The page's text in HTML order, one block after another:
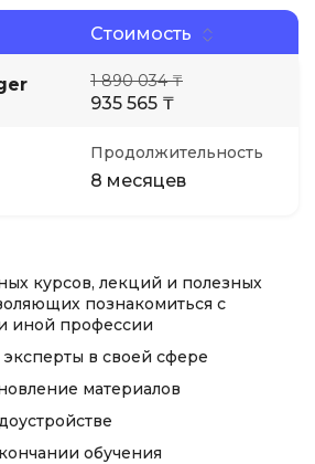
Стоимость
1 890 034 ₸
935 565 ₸
Продолжительность
8 месяцев
курсов, лекций и полезных
познакомиться с
иной профессии
в своей сфере
материалов
обучения